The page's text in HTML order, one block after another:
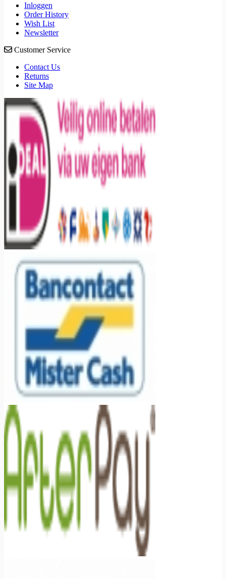
Inloggen
Order History
Wish List
Newsletter
Customer Service
Contact Us
Returns
Site Map